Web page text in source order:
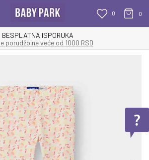
0 0
BESPLATNA ISPORUKA
porudžbine veće od 1000 RSD